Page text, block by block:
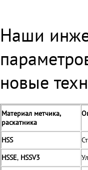
Наши
новые
Материал метчика,
раскатника
HSS
HSSE, HSSV3